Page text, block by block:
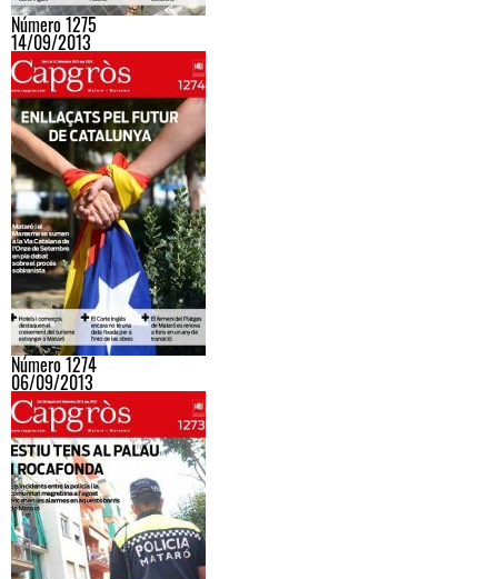
Número 1275
14/09/2013
Número 1274
06/09/2013